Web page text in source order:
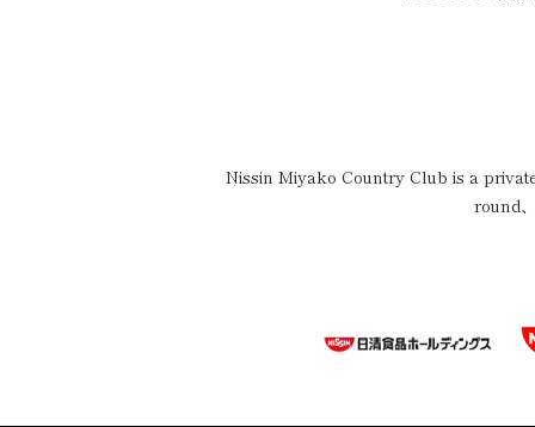
Nissin Miyako Country Club is a
round